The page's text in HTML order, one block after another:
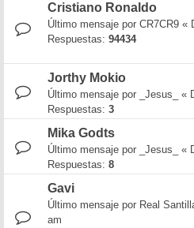
Cristiano Ronaldo
Último mensaje por CR7CR9 «
Respuestas: 94434
Jorthy Mokio
Último mensaje por _Jesus_ «
Respuestas: 3
Mika Godts
Último mensaje por _Jesus_ «
Respuestas: 8
Gavi
Último mensaje por Real
am